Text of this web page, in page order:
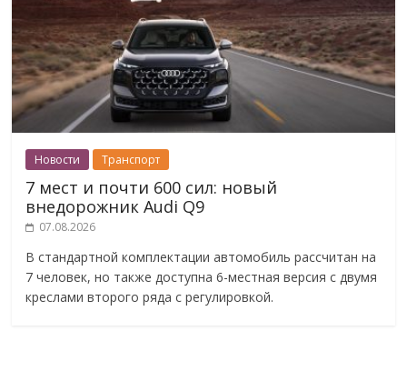
Новости Транспорт
7 мест и почти 600 сил: новый
внедорожник Audi Q9
07.08.2026
В стандартной комплектации автомобиль рассчитан на
7 человек, но также доступна 6-местная версия с двумя
креслами второго ряда с регулировкой.